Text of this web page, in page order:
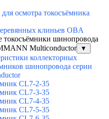
осмотра токосъёмника
клиньев OBA
токосъёмники шинопровода
Multiconductor
▼
коллекторных
шинопровода серии
CL7-2-35
CL7-3-35
CL7-4-35
CL7-5-35